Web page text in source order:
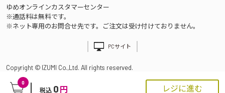
0
税込 0 円 レジに進む
ゆめオンラインカスタマーセンター
※通話料は無料です。
※ネット専用のお問合せ先です。ご注文は受け付けておりません。
PCサイト
Copyright © IZUMI Co.,Ltd. All rights reserved.